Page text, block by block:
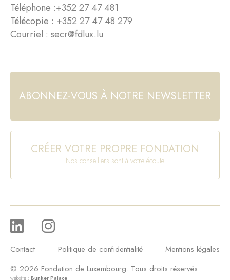
Téléphone :+352 27 47 481
Télécopie : +352 27 47 48 279
Courriel : secr@fdlux.lu
ABONNEZ-VOUS À NOTRE NEWSLETTER
CRÉER VOTRE PROPRE FONDATION
Nos conseillers sont à votre écoute
Contact Politique de confidentialité
Mentions légales
© 2026 Fondation de Luxembourg. Tous droits réservés
website : Bunker Palace